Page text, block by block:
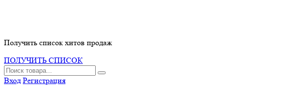
Получить список хитов продаж
ПОЛУЧИТЬ СПИСОК
Вход Регистрация